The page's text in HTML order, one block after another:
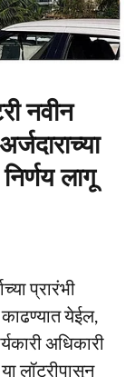
नवीन
लागू
प्रारंभी
काढण्यात येईल,
अधिकारी
लॉटरीपासून